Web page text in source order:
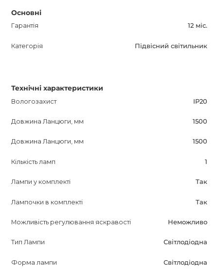
Основні
Гарантія 12 міс.
Категорія Підвісний світильник
Технічні характеристики
Вологозахист IP20
Довжина Ланцюги, мм 1500
Довжина Ланцюги, мм 1500
Кількість ламп 1
Лампи у комплекті Так
Лампочки в комплекті Так
Можливість регулювання яскравості Неможливо
Тип Лампи Світлодіодна
Форма лампи Світлодіодна